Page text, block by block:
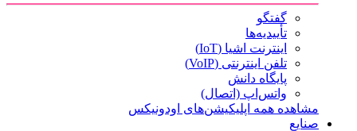
گفتگو
تأییدیه‌ها
اینترنت اشیا (IoT)
تلفن اینترنتی (VoIP)
پایگاه دانش
واتس‌اپ (اتصال)
مشاهده همه اپلیکیشن‌های اودونیکس
صنایع